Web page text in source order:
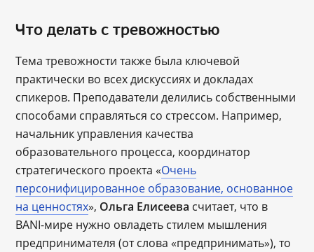
Что делать с тревожностью
Тема тревожности также была ключевой
практически во всех дискуссиях и докладах
спикеров. Преподаватели делились собственными
способами справляться со стрессом. Например,
начальник управления качества
образовательного процесса, координатор
стратегического проекта «Очень
персонифицированное образование, основанное
на ценностях», Ольга Елисеева считает, что в
BANI-мире нужно овладеть стилем мышления
предпринимателя (от слова «предпринимать»), то